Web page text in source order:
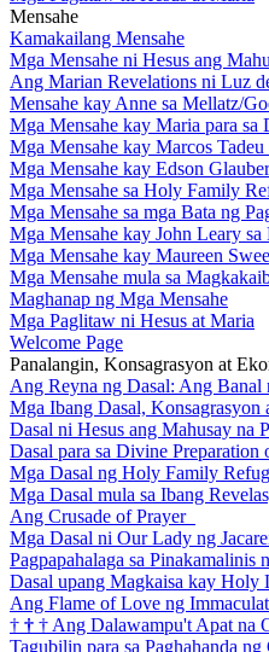
Mensahe
Kamakailang Mensahe
Mga Mensahe ni Hesus ang
Ang Marian Revelations ni Luz
Mensahe kay Anne sa Mellatz/
Mga Mensahe kay Maria para
Mga Mensahe kay Marcos
Mga Mensahe kay Edson
Mga Mensahe sa Holy Family
Mga Mensahe sa mga Bata ng
Mga Mensahe kay John Leary
Mga Mensahe kay Maureen
Mga Mensahe mula sa
Maghanap ng Mga Mensahe
Mga Paglitaw ni Hesus at Maria
Welcome Page
Panalangin, Konsagrasyon at
Ang Reyna ng Dasal: Ang Banal
Mga Ibang Dasal, Konsagrasyon
Dasal ni Hesus ang Mahusay na
Dasal para sa Divine Preparation
Mga Dasal ng Holy Family
Mga Dasal mula sa Ibang
Ang Crusade of Prayer
Mga Dasal ni Our Lady ng
Pagpapahalaga sa Pinakamalinis
Dasal upang Magkaisa kay Holy
Ang Flame of Love ng
† † † Ang Dalawampu't Apat na
Tagubilin para sa Paghahanda ng